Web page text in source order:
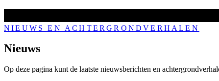
NIEUWS EN ACHTERGRONDVERHALEN
Nieuws
Op deze pagina kunt de laatste nieuwsberichten en